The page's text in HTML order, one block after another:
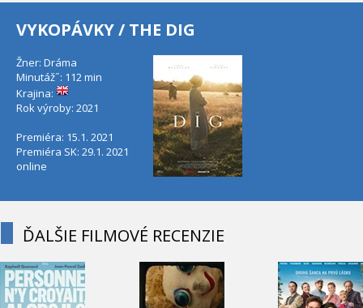
VYKOPÁVKY / THE DIG
Žner: Dráma
Minutáž˝: 112 min
Krajina:
Rok výroby: 2021
Premiéra: 15.1. 2021
Premiéra SK: 29.1. 2021
online
ĎALŠIE FILMOVÉ RECENZIE